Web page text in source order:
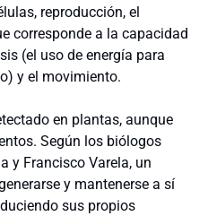
reproducción, el
corresponde a la capacidad
(el uso de energía para
y el movimiento.
en plantas, aunque
Según los biólogos
y Francisco Varela, un
y mantenerse a sí
sus propios